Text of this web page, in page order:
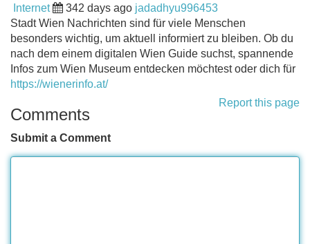
Internet 342 days ago jadadhyu996453
Stadt Wien Nachrichten sind für viele Menschen
besonders wichtig, um aktuell informiert zu bleiben. Ob du
nach dem einem digitalen Wien Guide suchst, spannende
Infos zum Wien Museum entdecken möchtest oder dich für
https://wienerinfo.at/
Report this page
Comments
Submit a Comment